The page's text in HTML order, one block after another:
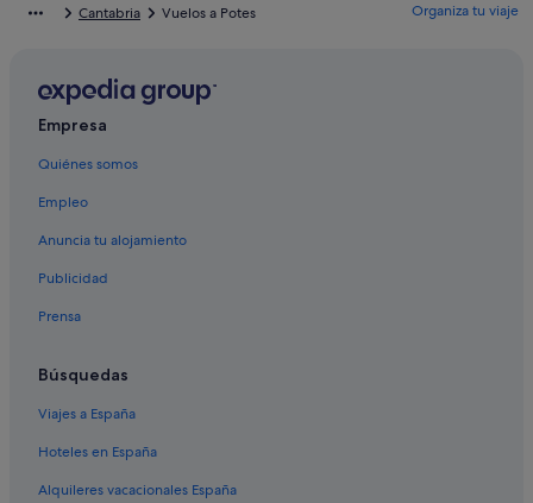
Apartoteles en Ojedo
Alojamientos agroturísticos en Potes
Albergues en Potes
Hoteles románticos en Potes
Pensiones en Valmeo
Hoteles de 3 estrellas en Potes
Paradores hoteles en Potes
Aliezo hoteles
Hoteles de lujo en Potes
Casas rurales en Mieses
Casas rurales en Ojedo
Villas en Potes
Cantabria Vuelos a Potes Organiza tu viaje
Empresa
Quiénes somos
Empleo
Anuncia tu alojamiento
Publicidad
Prensa
Búsquedas
Viajes a España
Hoteles en España
Alquileres vacacionales España